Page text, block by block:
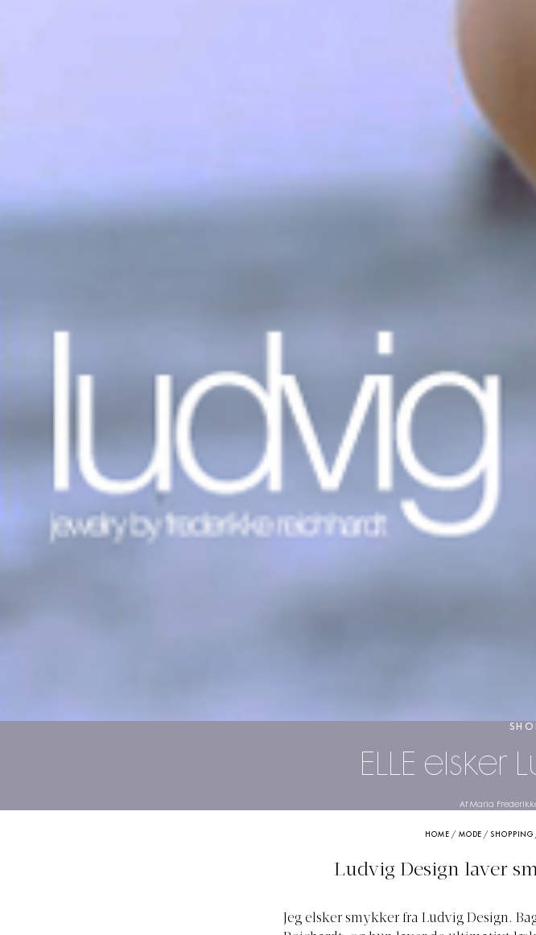
ELLE elsker
Af Maria
HOME / MODE /SHOPPING
Ludvig Design laver
Jeg elsker smykker fra Ludvig Design.